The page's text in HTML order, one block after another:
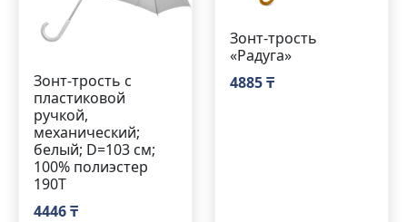
Зонт-трость с
пластиковой
ручкой,
механический;
белый; D=103 см;
100% полиэстер
190T
4446 ₸
Зонт-трость
«Радуга»
4885 ₸